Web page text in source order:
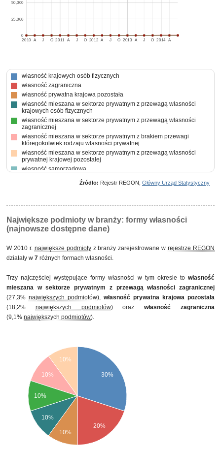
2010 2011 2012 2013 2014
A J O A J O A J O A J O A
0
25,000
50,000
własność krajowych osób fizycznych
własność zagraniczna
własność prywatna krajowa pozostała
własność mieszana w sektorze prywatnym z przewagą własności
krajowych osób fizycznych
własność mieszana w sektorze prywatnym z przewagą własności
zagranicznej
własność mieszana w sektorze prywatnym z brakiem przewagi
któregokolwiek rodzaju własności prywatnej
własność mieszana w sektorze prywatnym z przewagą własności
prywatnej krajowej pozostałej
własność samorządowa
własność mieszana między sektorami z przewagą własności sektora
prywatnego, w tym z przewagą własności krajowych osób fizycznych
Źródło: Rejestr REGON, Główny Urząd Statystyczny
Największe podmioty w branży: formy własności
(najnowsze dostępne dane)
W 2010 r. największe podmiotyz branży zarejestrowane wrejestrze REGON
działały w 7 różnych formach własności.
Trzy najczęściej występujące formy własności w tym okresie to własność
mieszana w sektorze prywatnym z przewagą własności zagranicznej
(27,3% największych podmiotów), własność prywatna krajowa pozostała
(18,2% największych podmiotów) orazwłasność zagraniczna
(9,1% największych podmiotów).
30%
10%
10%
10%
10%
10%
20%